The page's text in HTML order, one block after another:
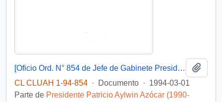
[Oficio Ord. N° 854 de Jefe de Gabinete Presidencial, remite copia de carta que se indica]
CL CLUAH 1-94-854 · Documento · 1994-03-01
Parte de Presidente Patricio Aylwin Azócar (1990-